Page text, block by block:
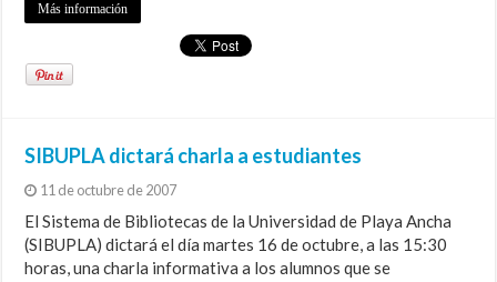
Más información
SIBUPLA dictará charla a estudiantes
11 de octubre de 2007
El Sistema de Bibliotecas de la Universidad de Playa Ancha
(SIBUPLA) dictará el día martes 16 de octubre, a las 15:30
horas, una charla informativa a los alumnos que se